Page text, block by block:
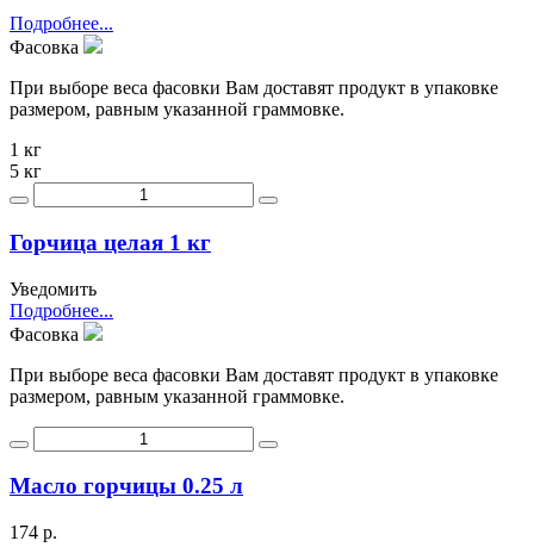
Подробнее...
Фасовка
При выборе веса фасовки Вам доставят продукт в упаковке
размером, равным указанной граммовке.
1 кг
5 кг
Горчица целая 1 кг
Уведомить
Подробнее...
Фасовка
При выборе веса фасовки Вам доставят продукт в упаковке
размером, равным указанной граммовке.
Масло горчицы 0.25 л
174 р.